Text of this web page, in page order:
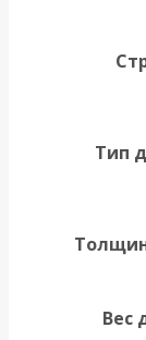
Тип
Вес